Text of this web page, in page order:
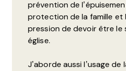
prévention de
protection de la famille et
pression de devoir être le
église.
J’aborde aussi l’usage de